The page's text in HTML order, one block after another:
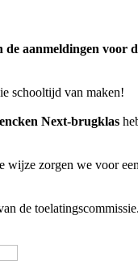
aanmeldingen voor
schooltijd van maken!
Next-brugklas
zorgen we voor
de toelatingscommissie.